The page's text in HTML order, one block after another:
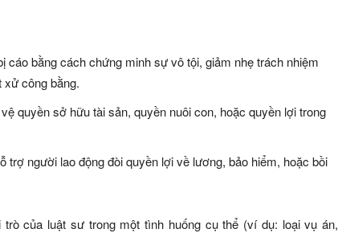
cáo bằng cách chứng minh sự vô tội, giảm nhẹ trách nhiệm
công bằng.
quyền sở hữu tài sản, quyền nuôi con, hoặc quyền lợi trong
trợ người lao động đòi quyền lợi về lương, bảo hiểm, hoặc bồi
của luật sư trong một tình huống cụ thể (ví dụ: loại vụ án,